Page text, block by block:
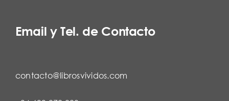
Email y Tel. de Contacto
contacto@librosvividos.com